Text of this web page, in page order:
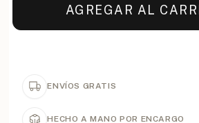
AGREGAR AL
ENVÍOS GRATIS
HECHO A MANO POR ENCARGO